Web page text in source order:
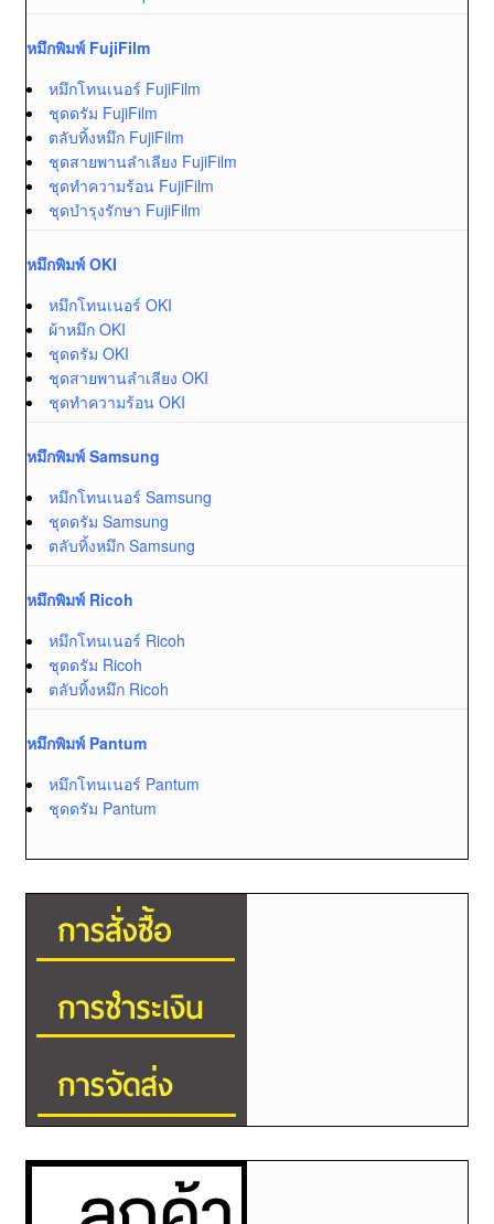
หมึกพิมพ์ FujiFilm
หมึกโทนเนอร์ FujiFilm
ชุดดรัม FujiFilm
ตลับทิ้งหมึก FujiFilm
ชุดสายพานลำเลียง FujiFilm
ชุดทำความร้อน FujiFilm
ชุดบำรุงรักษา FujiFilm
หมึกพิมพ์ OKI
หมึกโทนเนอร์ OKI
ผ้าหมึก OKI
ชุดดรัม OKI
ชุดสายพานลำเลียง OKI
ชุดทำความร้อน OKI
หมึกพิมพ์ Samsung
หมึกโทนเนอร์ Samsung
ชุดดรัม Samsung
ตลับทิ้งหมึก Samsung
หมึกพิมพ์ Ricoh
หมึกโทนเนอร์ Ricoh
ชุดดรัม Ricoh
ตลับทิ้งหมึก Ricoh
หมึกพิมพ์ Pantum
หมึกโทนเนอร์ Pantum
ชุดดรัม Pantum